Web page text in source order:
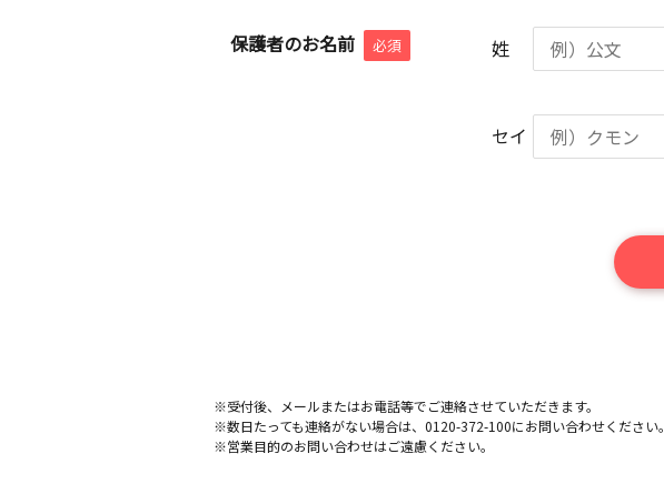
保護者のお名前 必須 姓
セイ
※受付後、メールまたはお電話等でご連絡させていただきます。
※数日たっても連絡がない場合は、0120-372-100にお問い合わせください。
※営業目的のお問い合わせはご遠慮ください。